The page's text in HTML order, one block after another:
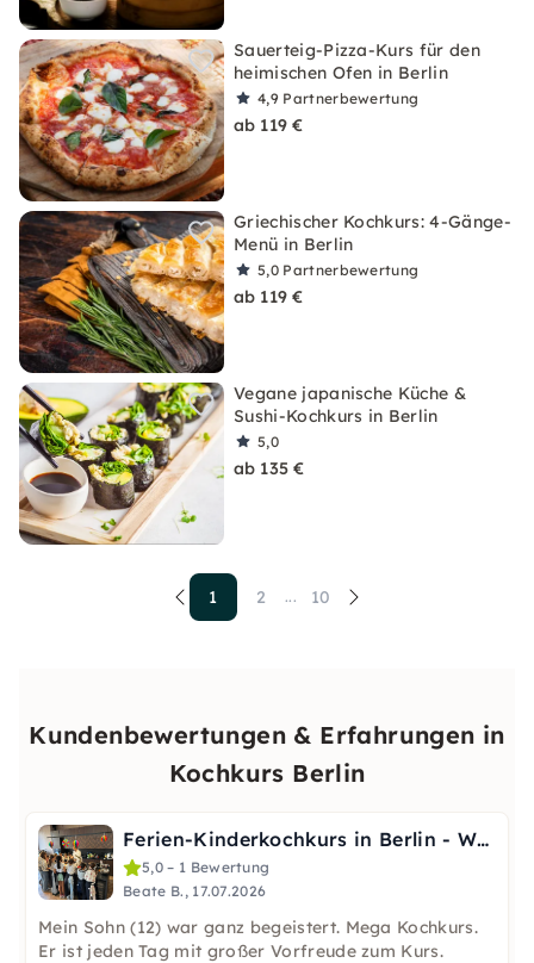
Sauerteig-Pizza-Kurs für den
heimischen Ofen in Berlin
4,9 Partnerbewertung
ab 119 €
Griechischer Kochkurs: 4-Gänge-
Menü in Berlin
5,0 Partnerbewertung
ab 119 €
Vegane japanische Küche &
Sushi-Kochkurs in Berlin
5,0
ab 135 €
1 2 ... 10
Kundenbewertungen & Erfahrungen in
Kochkurs Berlin
Ferien-Kinderkochkurs in Berlin - Wochenbuchung (Mo-Fr)
5,0 – 1 Bewertung
Beate B., 17.07.2026
Mein Sohn (12) war ganz begeistert. Mega Kochkurs.
Er ist jeden Tag mit großer Vorfreude zum Kurs.